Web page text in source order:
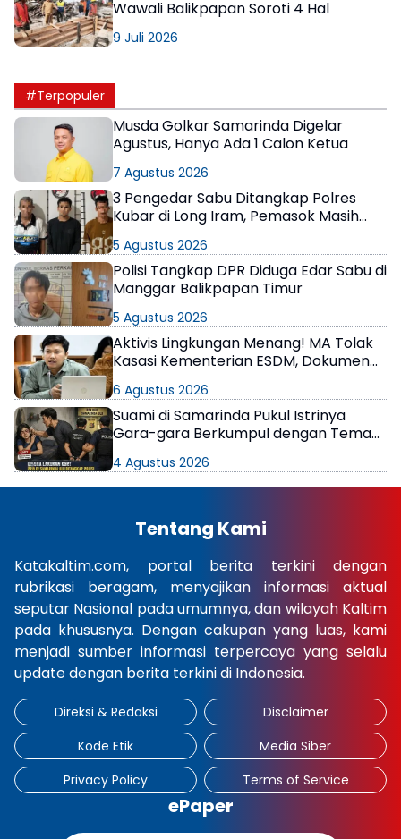
Wawali Balikpapan Soroti 4 Hal
9 Juli 2026
#Terpopuler
Musda Golkar Samarinda Digelar
Agustus, Hanya Ada 1 Calon Ketua
7 Agustus 2026
3 Pengedar Sabu Ditangkap Polres
Kubar di Long Iram, Pemasok Masih
5 Agustus 2026
Polisi Tangkap DPR Diduga Edar Sabu di
Manggar Balikpapan Timur
5 Agustus 2026
Aktivis Lingkungan Menang! MA Tolak
Kasasi Kementerian ESDM, Dokumen
Publik
6 Agustus 2026
Suami di Samarinda Pukul Istrinya
Gara-gara Berkumpul dengan Teman
4 Agustus 2026
Tentang Kami
Katakaltim.com, portal berita terkini dengan
rubrikasi beragam, menyajikan informasi aktual
seputar Nasional pada umumnya, dan wilayah Kaltim
pada khususnya. Dengan cakupan yang luas, kami
menjadi sumber informasi terpercaya yang selalu
update dengan berita terkini di Indonesia.
Direksi & Redaksi
Disclaimer
Kode Etik
Media Siber
Privacy Policy
Terms of Service
ePaper